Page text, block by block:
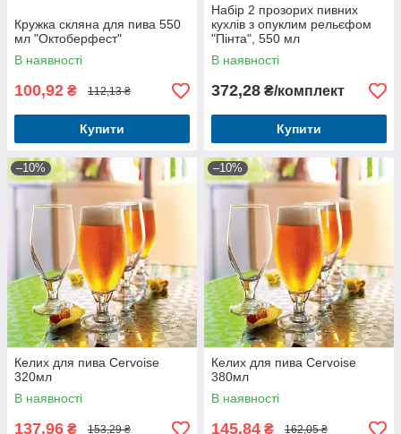
Кружка скляна для пива 550
мл "Октоберфест"
В наявності
100,92 ₴ 112,13 ₴
Купити
Набір 2 прозорих пивних
кухлів з опуклим рельєфом
"Пінта", 550 мл
В наявності
372,28 ₴/комплект
Купити
–10%
Келих для пива Cervoise
320мл
В наявності
137,96 ₴ 153,29 ₴
–10%
Келих для пива Cervoise
380мл
В наявності
145,84 ₴ 162,05 ₴